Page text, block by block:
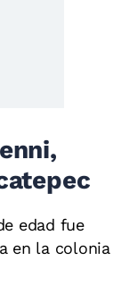
edad fue
en la colonia